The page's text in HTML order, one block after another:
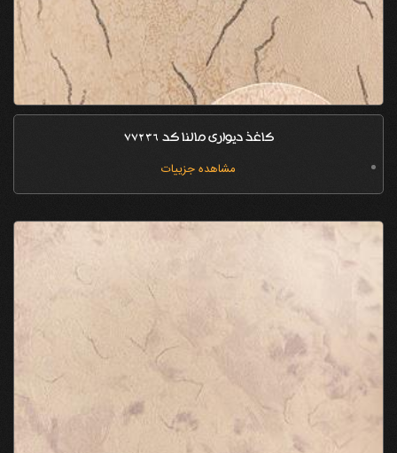
کاغذ دیواری مالنا کد 77236
مشاهده جزییات